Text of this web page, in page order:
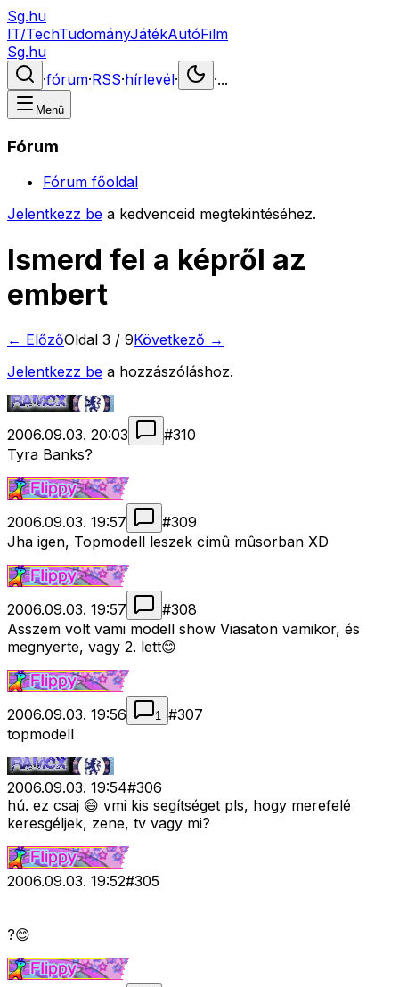
Sg.hu
IT/TechTudományJátékAutóFilm
Sg.hu
·fórum·RSS·hírlevél· ·...
Menü
Fórum
Fórum főoldal
Jelentkezz be a kedvenceid megtekintéséhez.
Ismerd fel a képről az
embert
← ElőzőOldal 3 / 9Következő →
Jelentkezz be a hozzászóláshoz.
2006.09.03. 20:03 #310
Tyra Banks?
2006.09.03. 19:57 #309
Jha igen, Topmodell leszek címû mûsorban XD
2006.09.03. 19:57 #308
Asszem volt vami modell show Viasaton vamikor, és
megnyerte, vagy 2. lett😊
2006.09.03. 19:56 1 #307
topmodell
2006.09.03. 19:54#306
hú. ez csaj 😄 vmi kis segítséget pls, hogy merefelé
keresgéljek, zene, tv vagy mi?
2006.09.03. 19:52#305
?😊